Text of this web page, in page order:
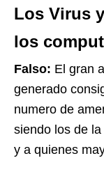
Los Virus
los
Falso: El gran
generado
numero de
siendo los de
y a quienes